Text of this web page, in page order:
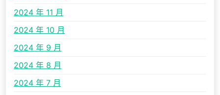
2024 年 11 月
2024 年 10 月
2024 年 9 月
2024 年 8 月
2024 年 7 月